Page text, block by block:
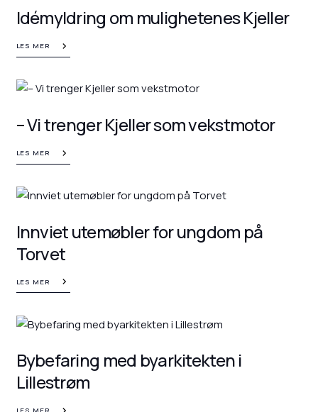
Idémyldring om mulighetenes Kjeller
LES MER
– Vi trenger Kjeller som vekstmotor
LES MER
Innviet utemøbler for ungdom på
Torvet
LES MER
Bybefaring med byarkitekten i
Lillestrøm